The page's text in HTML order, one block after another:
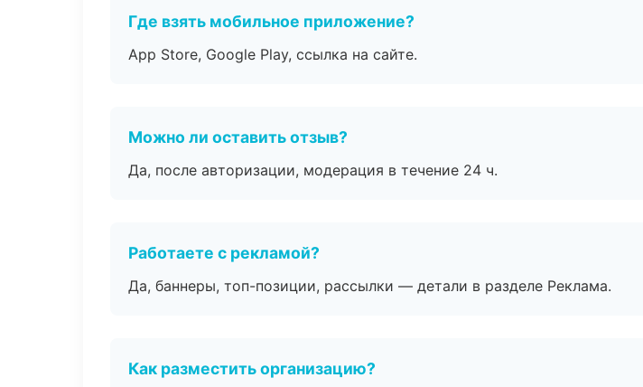
Где взять мобильное приложение?
App Store, Google Play, ссылка на сайте.
Можно ли оставить отзыв?
Да, после авторизации, модерация в течение 24 ч.
Работаете с рекламой?
Да, баннеры, топ-позиции, рассылки — детали в разделе Реклама.
Как разместить организацию?